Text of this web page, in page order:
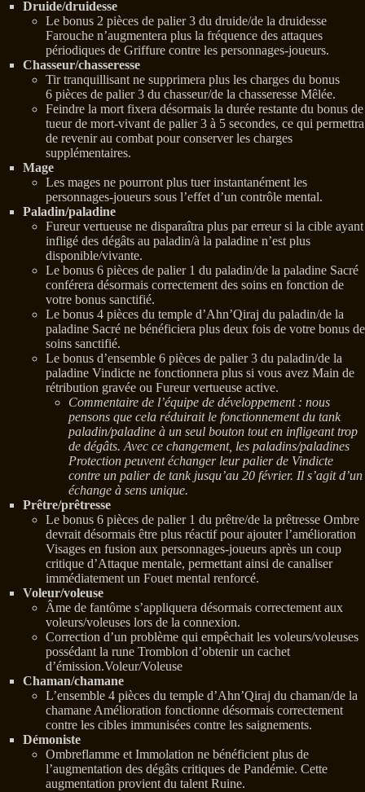
Druide/druidesse
Le bonus 2 pièces de palier 3 du druide/de la druidesse
Farouche n’augmentera plus la fréquence des attaques
périodiques de Griffure contre les personnages-joueurs.
Chasseur/chasseresse
Tir tranquillisant ne supprimera plus les charges du bonus
6 pièces de palier 3 du chasseur/de la chasseresse Mêlée.
Feindre la mort fixera désormais la durée restante du bonus de
tueur de mort-vivant de palier 3 à 5 secondes, ce qui permettra
de revenir au combat pour conserver les charges
supplémentaires.
Mage
Les mages ne pourront plus tuer instantanément les
personnages-joueurs sous l’effet d’un contrôle mental.
Paladin/paladine
Fureur vertueuse ne disparaîtra plus par erreur si la cible ayant
infligé des dégâts au paladin/à la paladine n’est plus
disponible/vivante.
Le bonus 6 pièces de palier 1 du paladin/de la paladine Sacré
conférera désormais correctement des soins en fonction de
votre bonus sanctifié.
Le bonus 4 pièces du temple d’Ahn’Qiraj du paladin/de la
paladine Sacré ne bénéficiera plus deux fois de votre bonus de
soins sanctifié.
Le bonus d’ensemble 6 pièces de palier 3 du paladin/de la
paladine Vindicte ne fonctionnera plus si vous avez Main de
rétribution gravée ou Fureur vertueuse active.
Commentaire de l’équipe de développement : nous
pensons que cela réduirait le fonctionnement du tank
paladin/paladine à un seul bouton tout en infligeant trop
de dégâts. Avec ce changement, les paladins/paladines
Protection peuvent échanger leur palier de Vindicte
contre un palier de tank jusqu’au 20 février. Il s’agit d’un
échange à sens unique.
Prêtre/prêtresse
Le bonus 6 pièces de palier 1 du prêtre/de la prêtresse Ombre
devrait désormais être plus réactif pour ajouter l’amélioration
Visages en fusion aux personnages-joueurs après un coup
critique d’Attaque mentale, permettant ainsi de canaliser
immédiatement un Fouet mental renforcé.
Voleur/voleuse
Âme de fantôme s’appliquera désormais correctement aux
voleurs/voleuses lors de la connexion.
Correction d’un problème qui empêchait les voleurs/voleuses
possédant la rune Tromblon d’obtenir un cachet
d’émission.Voleur/Voleuse
Chaman/chamane
L’ensemble 4 pièces du temple d’Ahn’Qiraj du chaman/de la
chamane Amélioration fonctionne désormais correctement
contre les cibles immunisées contre les saignements.
Démoniste
Ombreflamme et Immolation ne bénéficient plus de
l’augmentation des dégâts critiques de Pandémie. Cette
augmentation provient du talent Ruine.